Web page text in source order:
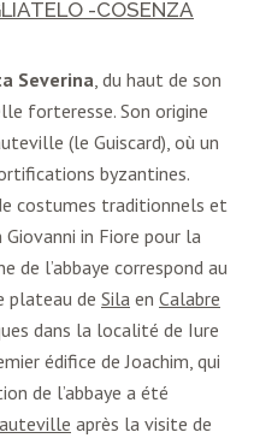
-COSENZA
Severina, du haut de son
forteresse. Son origine
(le Guiscard), où un
byzantines.
costumes traditionnels et
in Fiore pour la
de l’abbaye correspond au
plateau de Sila en Calabre
dans la localité de Iure
édifice de Joachim, qui
de l’abbaye a été
après la visite de